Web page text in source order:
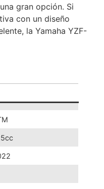
gran opción. Si
con un diseño
la Yamaha YZF-